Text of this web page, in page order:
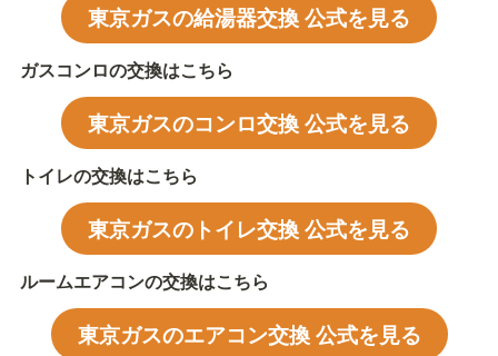
東京ガスの給湯器交換 公式を見る
ガスコンロの交換はこちら
東京ガスのコンロ交換 公式を見る
トイレの交換はこちら
東京ガスのトイレ交換 公式を見る
ルームエアコンの交換はこちら
東京ガスのエアコン交換 公式を見る